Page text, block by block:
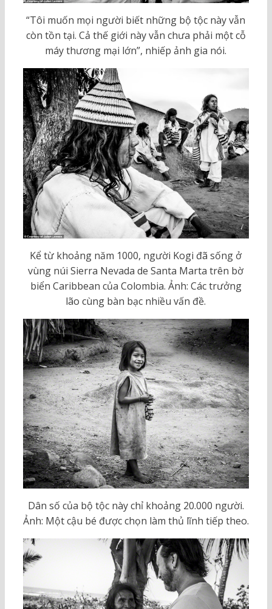
“Tôi muốn mọi người biết những bộ tộc này vẫn
còn tồn tại. Cả thế giới này vẫn chưa phải một cỗ
máy thương mại lớn”, nhiếp ảnh gia nói.
Kể từ khoảng năm 1000, người Kogi đã sống ở
vùng núi Sierra Nevada de Santa Marta trên bờ
biển Caribbean của Colombia. Ảnh: Các trưởng
lão cùng bàn bạc nhiều vấn đề.
Dân số của bộ tộc này chỉ khoảng 20.000 người.
Ảnh: Một cậu bé được chọn làm thủ lĩnh tiếp theo.